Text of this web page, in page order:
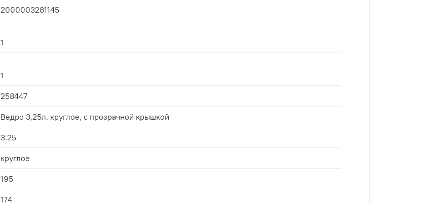
2000003281145
1
1
258447
Ведро 3,25л. круглое, с прозрачной крышкой
3.25
круглое
195
174